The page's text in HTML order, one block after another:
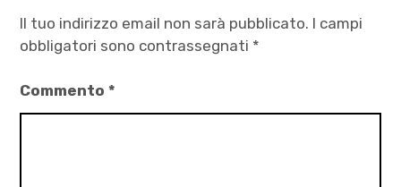
Il tuo indirizzo email non sarà pubblicato. I campi
obbligatori sono contrassegnati *
Commento*